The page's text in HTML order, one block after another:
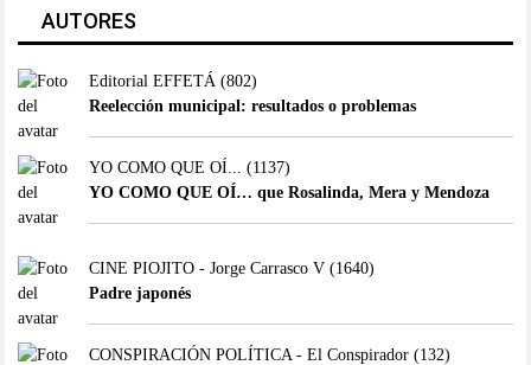
AUTORES
Editorial EFFETÁ (802)
Reelección municipal: resultados o problemas
YO COMO QUE OÍ...
(1137)
YO COMO QUE OÍ… que Rosalinda, Mera y Mendoza
CINE PIOJITO - Jorge Carrasco V(1640)
Padre japonés
CONSPIRACIÓN POLÍTICA - El Conspirador(132)